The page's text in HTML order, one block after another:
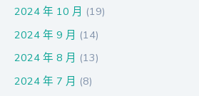
2024 年 10 月 (19)
2024 年 9 月 (14)
2024 年 8 月 (13)
2024 年 7 月 (8)